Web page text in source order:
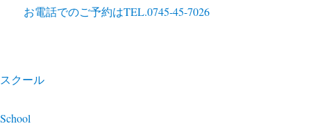
お電話でのご予約はTEL.0745-45-7026
スクール
School